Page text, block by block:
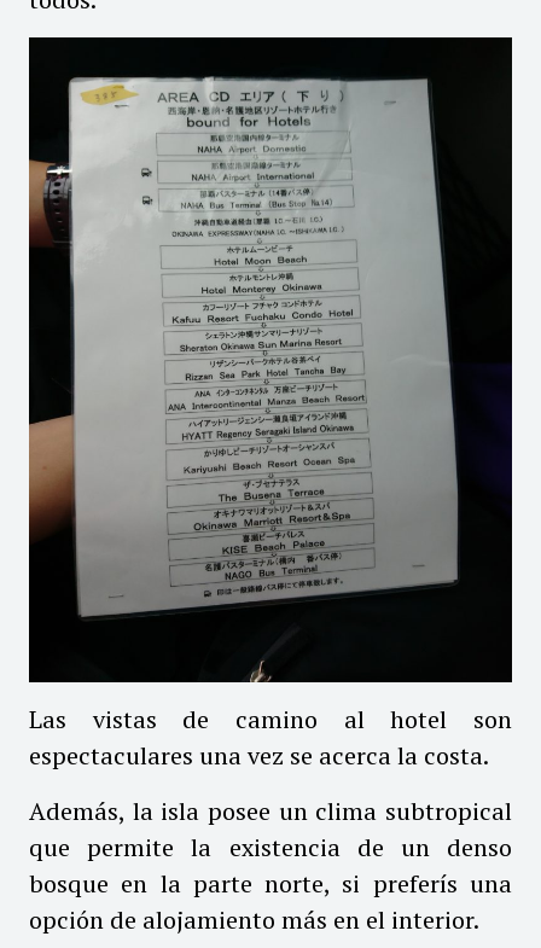
Las vistas de camino al hotel son
espectaculares una vez se acerca la costa.
Además, la isla posee un clima subtropical
que permite la existencia de un denso
bosque en la parte norte, si preferís una
opción de alojamiento más en el interior.